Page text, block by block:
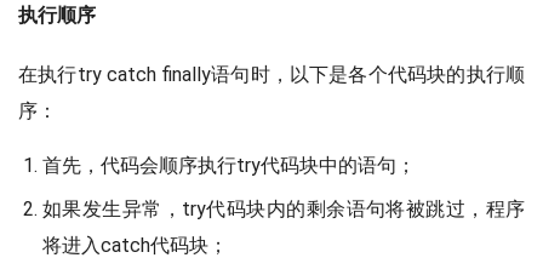
执行顺序
在执行try catch finally语句时，以下是各个代码块的执行顺
序：
首先，代码会顺序执行try代码块中的语句；
如果发生异常，try代码块内的剩余语句将被跳过，程序
将进入catch代码块；